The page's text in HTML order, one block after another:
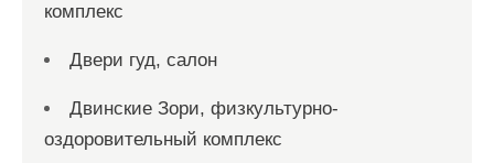
комплекс
Двери гуд, салон
Двинские Зори, физкультурно-
оздоровительный комплекс